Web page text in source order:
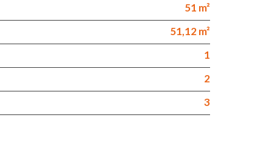
51 m²
51,12 m²
1
2
3